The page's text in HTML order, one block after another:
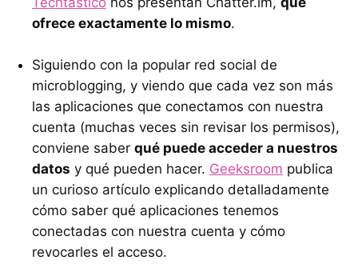
ofrece exactamente lo mismo.
Siguiendo con la popular red social de
microblogging, y viendo que cada vez son más
las aplicaciones que conectamos con nuestra
cuenta (muchas veces sin revisar los permisos),
conviene saber qué puede acceder a nuestros
datos y qué pueden hacer. Geeksroom publica
un curioso artículo explicando detalladamente
cómo saber qué aplicaciones tenemos
conectadas con nuestra cuenta y cómo
revocarles el acceso.